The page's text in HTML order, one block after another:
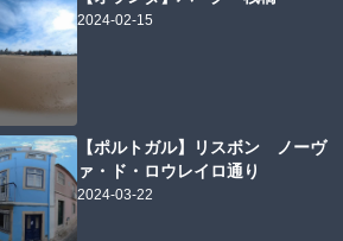
2024-02-15
【ポルトガル】リスボン ノーヴ
ァ・ド・ロウレイロ通り
2024-03-22